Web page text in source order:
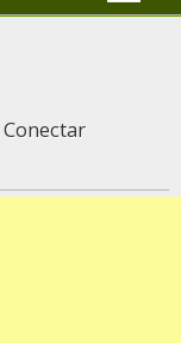
Conectar